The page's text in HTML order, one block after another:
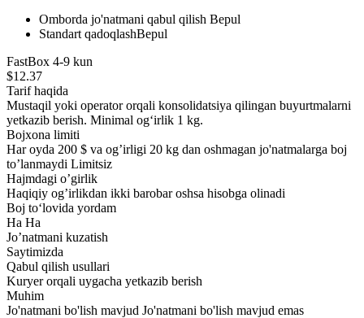
Omborda jo'natmani qabul qilish Bepul
Standart qadoqlashBepul
FastBox 4-9 kun
$12.37
Tarif haqida
Mustaqil yoki operator orqali konsolidatsiya qilingan buyurtmalarni
yetkazib berish. Minimal ogʻirlik 1 kg.
Bojxona limiti
Har oyda 200 $ va og’irligi 20 kg dan oshmagan jo'natmalarga boj
to’lanmaydi Limitsiz
Hajmdagi o’girlik
Haqiqiy og’irlikdan ikki barobar oshsa hisobga olinadi
Boj toʻlovida yordam
Ha Ha
Jo’natmani kuzatish
Saytimizda
Qabul qilish usullari
Kuryer orqali uygacha yetkazib berish
Muhim
Jo'natmani bo'lish mavjud Jo'natmani bo'lish mavjud emas